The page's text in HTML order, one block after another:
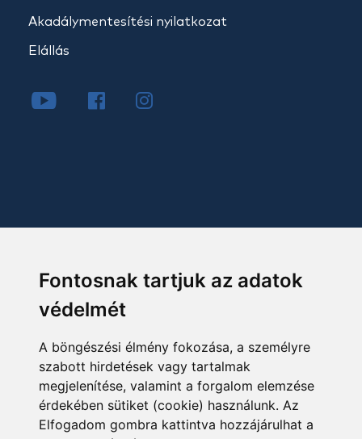
Fontosnak tartjuk az adatok
védelmét
A böngészési élmény fokozása, a személyre
szabott hirdetések vagy tartalmak
megjelenítése, valamint a forgalom elemzése
érdekében sütiket (cookie) használunk. Az
Elfogadom gombra kattintva hozzájárulhat a
Akadálymentesítési nyilatkozat
Elállás